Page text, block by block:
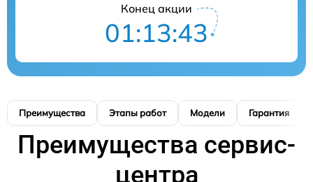
Конец акции
01:13:42
Преимущества Этапы работ Модели Гарантия
Преимущества сервис-
центра